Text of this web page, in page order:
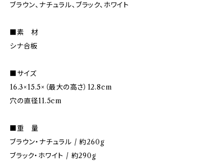
ブラウン、ナチュラル、ブラック、ホワイト
■素 材
シナ合板
■サイズ
16.3×15.5×（最大の高さ）12.8cm
穴の直径11.5cm
■重 量
ブラウン・ナチュラル / 約260g
ブラック・ホワイト / 約290g